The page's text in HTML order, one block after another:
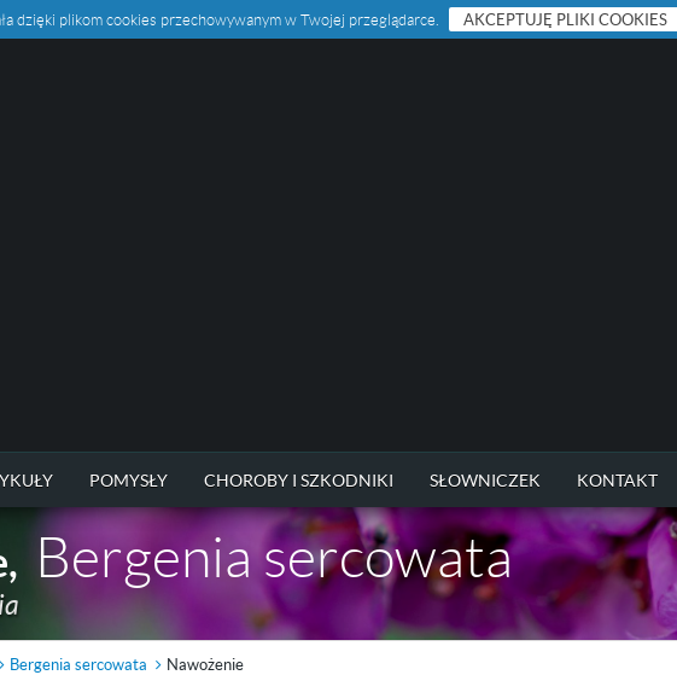
dzięki plikom cookies przechowywanym w Twojej przeglądarce. AKCEPTUJĘ PLIKI COOKIES
POMYSŁY CHOROBY I SZKODNIKI SŁOWNICZEK KONTAKT
, Bergenia sercowata
Bergenia sercowata Nawożenie